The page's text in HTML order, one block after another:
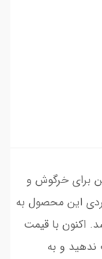
برای خرگوش و
این محصول به
اکنون با قیمت
و به